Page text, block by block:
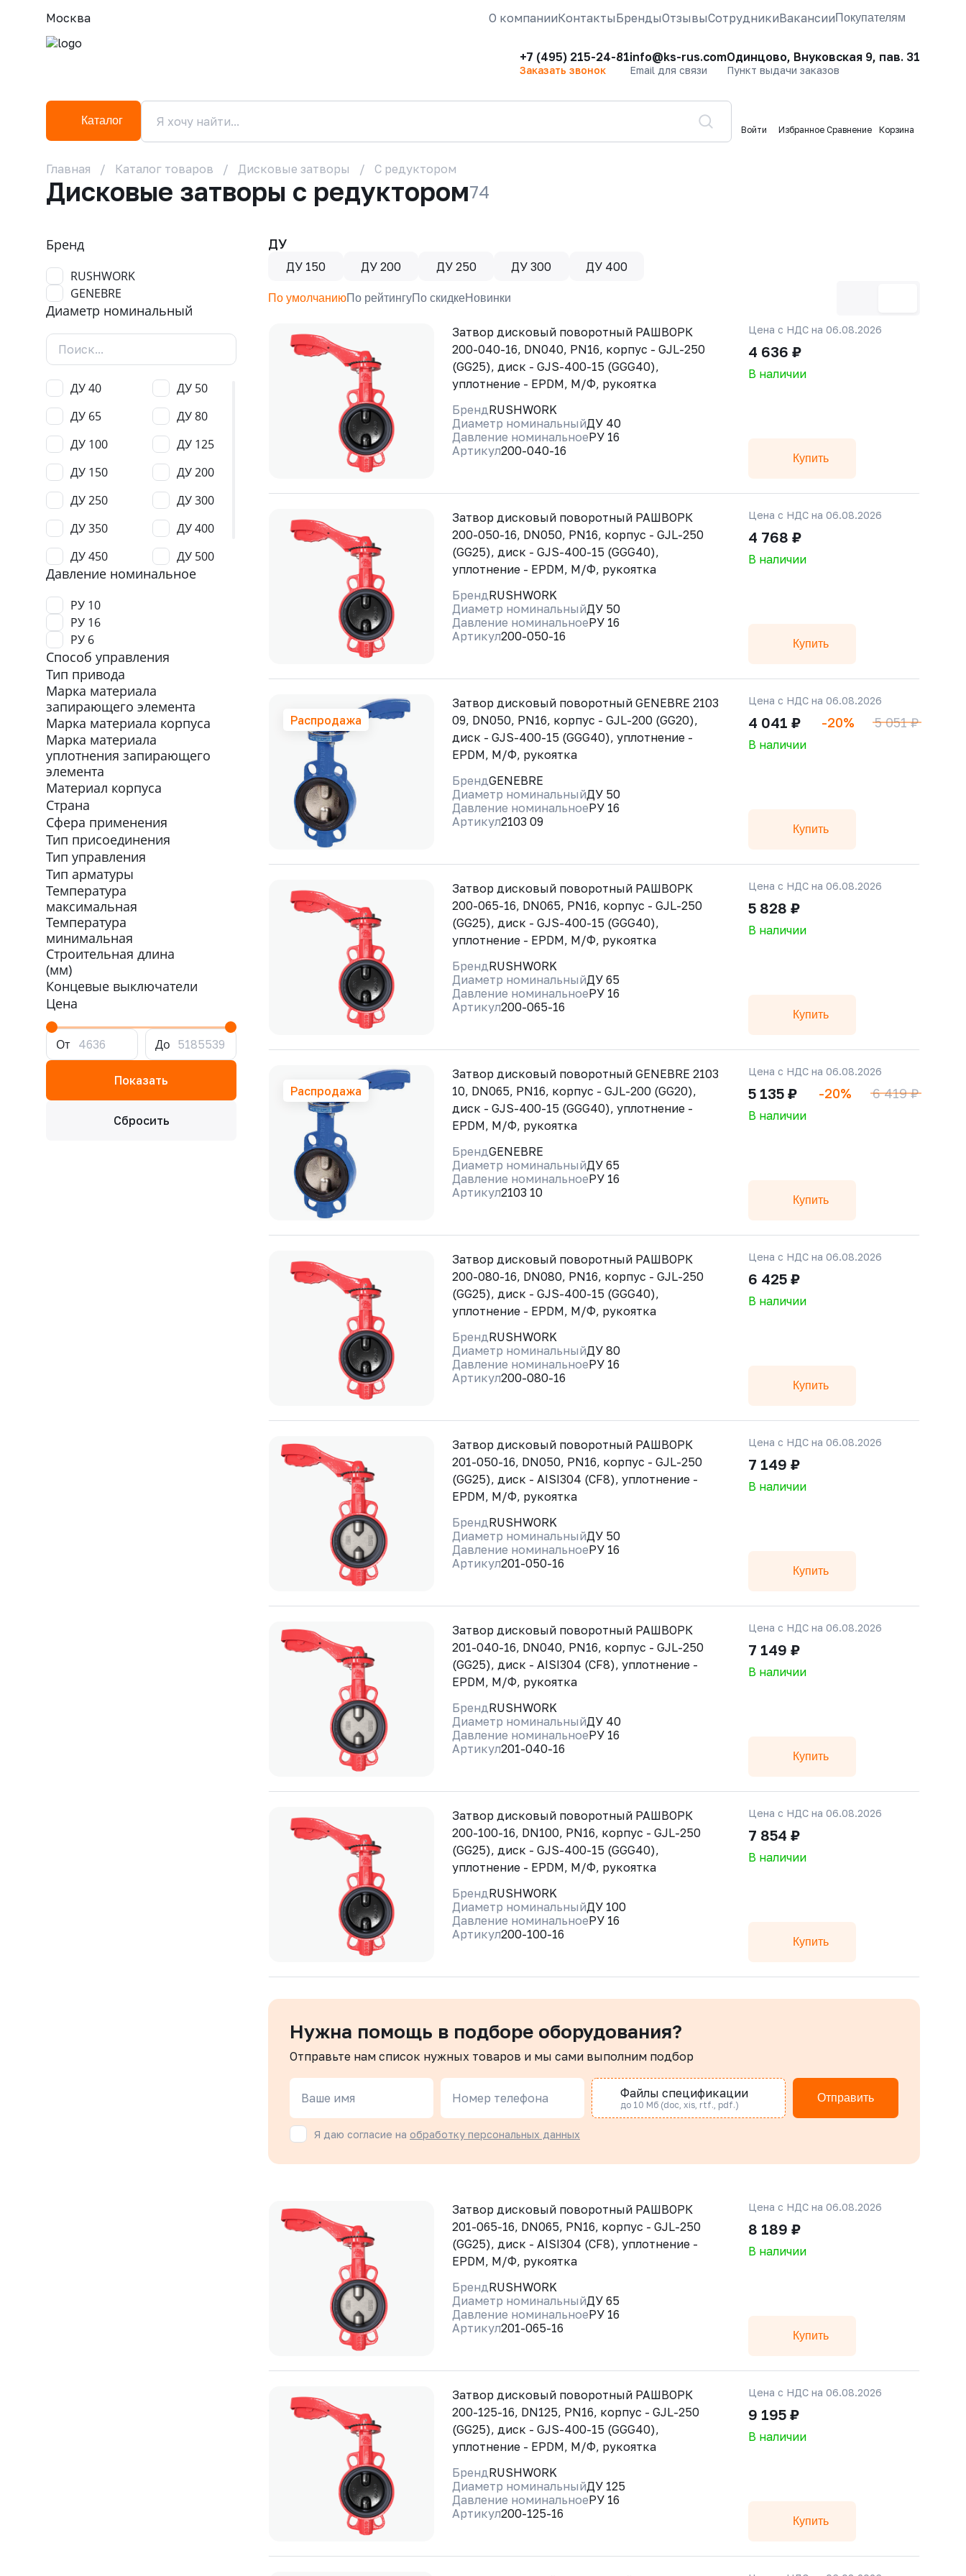
Москва О компанииКонтактыБрендыОтзывыСотрудникиВакансииПокупателям
+7 (495) 215-24-81
Заказать звонок
info@ks-rus.com
Email для связи
Одинцово, Внуковская 9, пав. 31
Пункт выдачи заказов
Каталог
Войти Избранное Сравнение Корзина
Главная Каталог товаров Дисковые затворы С редуктором
Дисковые затворы с редуктором74
Бренд
RUSHWORK
GENEBRE
Диаметр номинальный
ДУ 40
ДУ 50
ДУ 65
ДУ 80
ДУ 100
ДУ 125
ДУ 150
ДУ 200
ДУ 250
ДУ 300
ДУ 350
ДУ 400
ДУ 450
ДУ 500
ДУ 600
Давление номинальное
РУ 10
РУ 16
РУ 6
Способ управления
Тип привода
Марка материала
запирающего элемента
Марка материала корпуса
Марка материала
уплотнения запирающего
элемента
Материал корпуса
Страна
Сфера применения
Тип присоединения
Тип управления
Тип арматуры
Температура
максимальная
Температура
минимальная
Строительная длина
(мм)
Концевые выключатели
Цена
От До
ДУ
ДУ 150 ДУ 200 ДУ 250 ДУ 300 ДУ 400
По умолчаниюПо рейтингуПо скидкеНовинки
Затвор дисковый поворотный РАШВОРК
200-040-16, DN040, PN16, корпус - GJL-250
(GG25), диск - GJS-400-15 (GGG40),
уплотнение - EPDM, М/Ф, рукоятка
БрендRUSHWORK
Диаметр номинальныйДУ 40
Давление номинальноеРУ 16
Артикул200-040-16
Цена с НДС на 06.08.2026
4 636 ₽
В наличии
Купить
Затвор дисковый поворотный РАШВОРК
200-050-16, DN050, PN16, корпус - GJL-250
(GG25), диск - GJS-400-15 (GGG40),
уплотнение - EPDM, М/Ф, рукоятка
БрендRUSHWORK
Диаметр номинальныйДУ 50
Давление номинальноеРУ 16
Артикул200-050-16
Цена с НДС на 06.08.2026
4 768 ₽
В наличии
Купить
Распродажа
Затвор дисковый поворотный GENEBRE 2103
09, DN050, PN16, корпус - GJL-200 (GG20),
диск - GJS-400-15 (GGG40), уплотнение -
EPDM, М/Ф, рукоятка
БрендGENEBRE
Диаметр номинальныйДУ 50
Давление номинальноеРУ 16
Артикул2103 09
Цена с НДС на 06.08.2026
4 041 ₽ -20% 5 051 ₽
В наличии
Купить
Затвор дисковый поворотный РАШВОРК
200-065-16, DN065, PN16, корпус - GJL-250
(GG25), диск - GJS-400-15 (GGG40),
уплотнение - EPDM, М/Ф, рукоятка
БрендRUSHWORK
Диаметр номинальныйДУ 65
Давление номинальноеРУ 16
Артикул200-065-16
Цена с НДС на 06.08.2026
5 828 ₽
В наличии
Купить
Распродажа
Затвор дисковый поворотный GENEBRE 2103
10, DN065, PN16, корпус - GJL-200 (GG20),
диск - GJS-400-15 (GGG40), уплотнение -
EPDM, М/Ф, рукоятка
БрендGENEBRE
Диаметр номинальныйДУ 65
Давление номинальноеРУ 16
Артикул2103 10
Цена с НДС на 06.08.2026
5 135 ₽ -20% 6 419 ₽
В наличии
Купить
Затвор дисковый поворотный РАШВОРК
200-080-16, DN080, PN16, корпус - GJL-250
(GG25), диск - GJS-400-15 (GGG40),
уплотнение - EPDM, М/Ф, рукоятка
БрендRUSHWORK
Диаметр номинальныйДУ 80
Давление номинальноеРУ 16
Артикул200-080-16
Цена с НДС на 06.08.2026
6 425 ₽
В наличии
Купить
Затвор дисковый поворотный РАШВОРК
201-050-16, DN050, PN16, корпус - GJL-250
(GG25), диск - AISI304 (CF8), уплотнение -
EPDM, М/Ф, рукоятка
БрендRUSHWORK
Диаметр номинальныйДУ 50
Давление номинальноеРУ 16
Артикул201-050-16
Цена с НДС на 06.08.2026
7 149 ₽
В наличии
Купить
Затвор дисковый поворотный РАШВОРК
201-040-16, DN040, PN16, корпус - GJL-250
(GG25), диск - AISI304 (CF8), уплотнение -
EPDM, М/Ф, рукоятка
БрендRUSHWORK
Диаметр номинальныйДУ 40
Давление номинальноеРУ 16
Артикул201-040-16
Цена с НДС на 06.08.2026
7 149 ₽
В наличии
Купить
Затвор дисковый поворотный РАШВОРК
200-100-16, DN100, PN16, корпус - GJL-250
(GG25), диск - GJS-400-15 (GGG40),
уплотнение - EPDM, М/Ф, рукоятка
БрендRUSHWORK
Диаметр номинальныйДУ 100
Давление номинальноеРУ 16
Артикул200-100-16
Цена с НДС на 06.08.2026
7 854 ₽
В наличии
Купить
Нужна помощь в подборе оборудования?
Отправьте нам список нужных товаров и мы сами выполним подбор
Ваше имя Номер телефона Файлы спецификации
до 10 Мб (doc, xis, rtf., pdf.)
Отправить
Я даю согласие на обработку персональных данных
Затвор дисковый поворотный РАШВОРК
201-065-16, DN065, PN16, корпус - GJL-250
(GG25), диск - AISI304 (CF8), уплотнение -
EPDM, М/Ф, рукоятка
БрендRUSHWORK
Диаметр номинальныйДУ 65
Давление номинальноеРУ 16
Артикул201-065-16
Цена с НДС на 06.08.2026
8 189 ₽
В наличии
Купить
Затвор дисковый поворотный РАШВОРК
200-125-16, DN125, PN16, корпус - GJL-250
(GG25), диск - GJS-400-15 (GGG40),
уплотнение - EPDM, М/Ф, рукоятка
БрендRUSHWORK
Диаметр номинальныйДУ 125
Давление номинальноеРУ 16
Артикул200-125-16
Цена с НДС на 06.08.2026
9 195 ₽
В наличии
Купить